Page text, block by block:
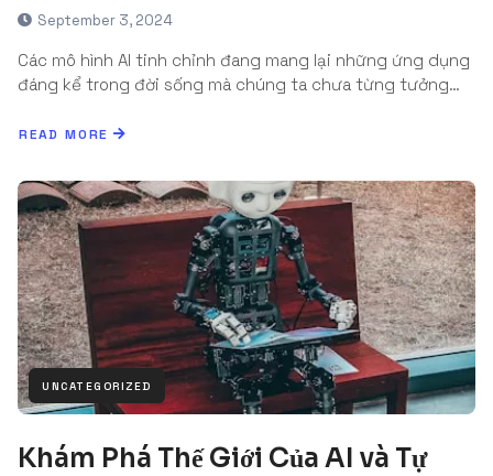
September 3, 2024
Các mô hình AI tinh chỉnh đang mang lại những ứng dụng
đáng kể trong đời sống mà chúng ta chưa từng tưởng…
READ MORE
UNCATEGORIZED
Khám Phá Thế Giới Của AI và Tự